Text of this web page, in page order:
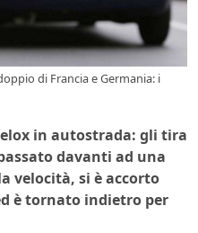
di Francia e Germania: i
in autostrada: gli tira
davanti ad una
velocità, si è accorto
è tornato indietro per